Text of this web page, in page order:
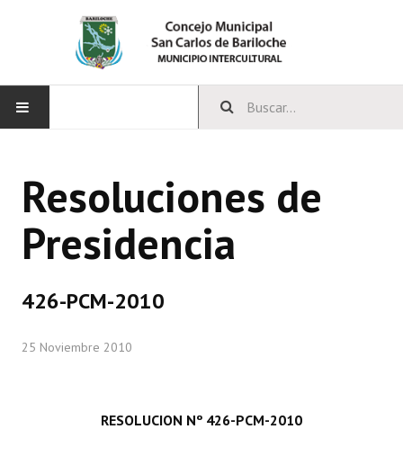
CONCEJO
Bloques Políticos
Comisiones Permanentes
Comisiones Especiales
Resoluciones de
Presidencia
426-PCM-2010
25 Noviembre 2010
RESOLUCION Nº 426-PCM-2010